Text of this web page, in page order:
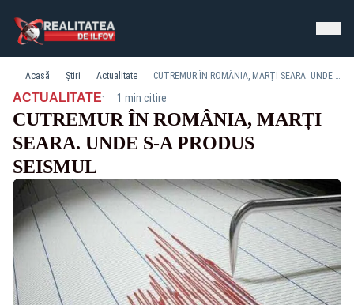
Acasă Știri Actualitate CUTREMUR ÎN ROMÂNIA, MARȚI SEARA. UNDE S-A PRODUS SEISMUL
ACTUALITATE· 1 min citire
CUTREMUR ÎN ROMÂNIA, MARȚI
SEARA. UNDE S-A PRODUS
SEISMUL